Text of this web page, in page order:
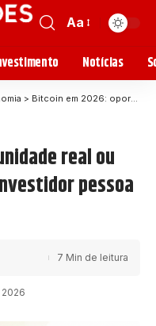
Aa
Notícias
> Bitcoin em 2026: oportunidade real ou risco silencioso para o investidor pessoa física?
real ou
pessoa
7 Min de leitura